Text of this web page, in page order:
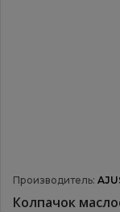
Производитель:
Колпачок